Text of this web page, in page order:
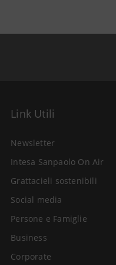
Link Utili
Newsletter
Intesa Sanpaolo On Air
Grattacieli sostenibili
Social media
Persone e Famiglie
Business
Corporate